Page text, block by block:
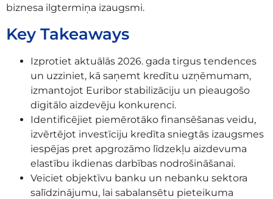
biznesa ilgtermiņa izaugsmi.
Key Takeaways
Izprotiet aktuālās 2026. gada tirgus tendences
un uzziniet, kā saņemt kredītu uzņēmumam,
izmantojot Euribor stabilizāciju un pieaugošo
digitālo aizdevēju konkurenci.
Identificējiet piemērotāko finansēšanas veidu,
izvērtējot investīciju kredīta sniegtās izaugsmes
iespējas pret apgrozāmo līdzekļu aizdevuma
elastību ikdienas darbības nodrošināšanai.
Veiciet objektīvu banku un nebanku sektora
salīdzinājumu, lai sabalansētu pieteikuma